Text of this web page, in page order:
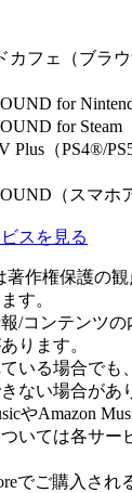
カフェ（ブラ
for
for Steam
Plus（PS4®/
（スマホ
スを見る
著作権保護の
す。
/コンテンツ
ります。
いる場合でも
ない場合があ
やAmazon
いては各サー
でご購入され